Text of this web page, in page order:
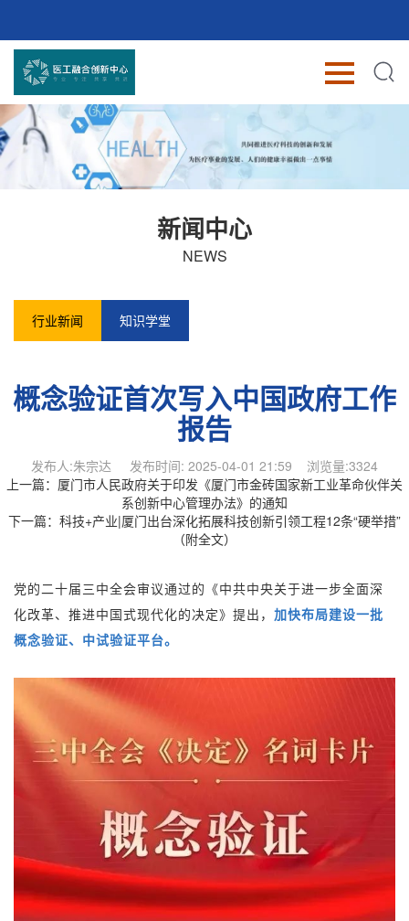
新闻中心
NEWS
行业新闻 知识学堂
概念验证首次写入中国政府工作
报告
发布人:朱宗达 发布时间: 2025-04-01 21:59 浏览量:3324
上一篇： 厦门市人民政府关于印发《厦门市金砖国家新工业革命伙伴关
系创新中心管理办法》的通知
下一篇： 科技+产业|厦门出台深化拓展科技创新引领工程12条“硬举措”
（附全文）
党的二十届三中全会审议通过的《中共中央关于进一步全面深
化改革、推进中国式现代化的决定》提出， 加快布局建设一批
概念验证、中试验证平台。